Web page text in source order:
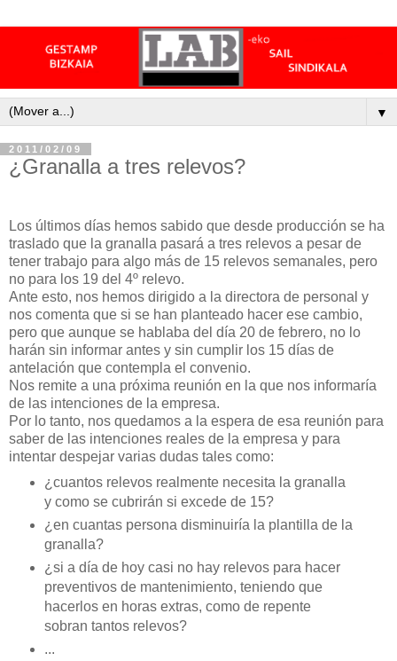
▼
2011/02/09
¿Granalla a tres relevos?
Los últimos días hemos sabido que desde producción se ha
traslado que la granalla pasará a tres relevos a pesar de
tener trabajo para algo más de 15 relevos semanales, pero
no para los 19 del 4º relevo.
Ante esto, nos hemos dirigido a la directora de personal y
nos comenta que si se han planteado hacer ese cambio,
pero que aunque se hablaba del día 20 de febrero, no lo
harán sin informar antes y sin cumplir los 15 días de
antelación que contempla el convenio.
Nos remite a una próxima reunión en la que nos informaría
de las intenciones de la empresa.
Por lo tanto, nos quedamos a la espera de esa reunión para
saber de las intenciones reales de la empresa y para
intentar despejar varias dudas tales como:
¿cuantos relevos realmente necesita la granalla
y como se cubrirán si excede de 15?
¿en cuantas persona disminuiría la plantilla de la
granalla?
¿si a día de hoy casi no hay relevos para hacer
preventivos de mantenimiento, teniendo que
hacerlos en horas extras, como de repente
sobran tantos relevos?
...